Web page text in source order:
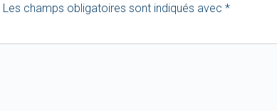
Les champs obligatoires sont indiqués avec *